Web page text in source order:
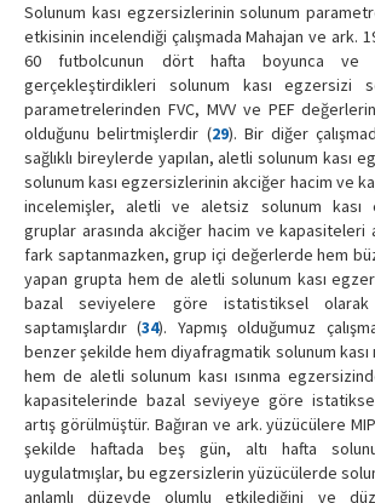
Solunum kası egzersizlerinin solunum
etkisinin incelendiği çalışmada Mahajan ve ark.
60 futbolcunun dört hafta boyunca ve
gerçekleştirdikleri solunum kası egzersizi
parametrelerinden FVC, MVV ve PEF
olduğunu belirtmişlerdir (29). Bir diğer
sağlıklı bireylerde yapılan, aletli solunum kası
solunum kası egzersizlerinin akciğer hacim ve
incelemişler, aletli ve aletsiz solunum kası
gruplar arasında akciğer hacim ve kapasiteleri
fark saptanmazken, grup içi değerlerde hem
yapan grupta hem de aletli solunum kası
bazal seviyelere göre istatistiksel olarak
saptamışlardır (34). Yapmış olduğumuz
benzer şekilde hem diyafragmatik solunum kası
hem de aletli solunum kası ısınma
kapasitelerinde bazal seviyeye göre
artış görülmüştür. Bağıran ve ark. yüzücülere
şekilde haftada beş gün, altı hafta
uygulatmışlar, bu egzersizlerin yüzücülerde
anlamlı düzeyde olumlu etkilediğini ve